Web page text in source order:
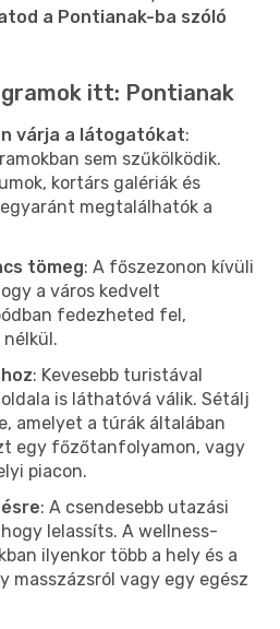
a Pontianak-ba szóló
itt: Pontianak
várja a látogatókat:
sem szűkölködik.
kortárs galériák és
megtalálhatók a
tömeg: A főszezonon kívüli
a város kedvelt
fedezheted fel,
: Kevesebb turistával
is láthatóvá válik. Sétálj
amelyet a túrák általában
egy főzőtanfolyamon, vagy
piacon.
: A csendesebb utazási
lelassíts. A wellness-
ilyenkor több a hely és a
masszázsról vagy egy egész